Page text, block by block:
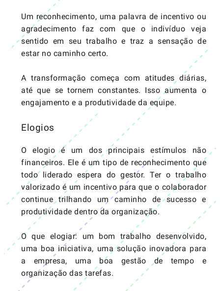
Um reconhecimento, uma palavra de incentivo ou
agradecimento faz com que o indivíduo veja
sentido em seu trabalho e traz a sensação de
estar no caminho certo.
A transformação começa com atitudes diárias,
até que se tornem constantes. Isso aumenta o
engajamento e a produtividade da equipe.
Elogios
O elogio é um dos principais estímulos não
financeiros. Ele é um tipo de reconhecimento que
todo liderado espera do gestor. Ter o trabalho
valorizado é um incentivo para que o colaborador
continue trilhando um caminho de sucesso e
produtividade dentro da organização.
O que elogiar: um bom trabalho desenvolvido,
uma boa iniciativa, uma solução inovadora para
a empresa, uma boa gestão de tempo e
organização das tarefas.